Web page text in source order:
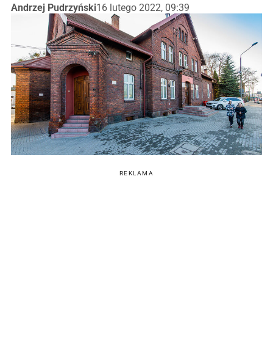
Andrzej Pudrzyński16 lutego 2022, 09:39
REKLAMA